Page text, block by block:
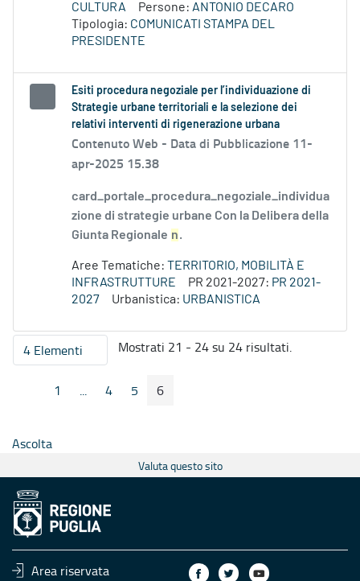
CULTURA
Persone: ANTONIO DECARO
Tipologia: COMUNICATI STAMPA DEL
PRESIDENTE
Esiti procedura negoziale per l’individuazione di
Strategie urbane territoriali e la selezione dei
relativi interventi di rigenerazione urbana
Contenuto Web - Data di Pubblicazione 11-
apr-2025 15.38
card_portale_procedura_negoziale_individua
zione di strategie urbane Con la Delibera della
Giunta Regionale n.
Aree Tematiche: TERRITORIO, MOBILITÀ E
INFRASTRUTTURE
PR 2021-2027: PR 2021-
2027
Urbanistica: URBANISTICA
4 ElementiPer pagina
Mostrati 21 - 24 su 24 risultati.
Pagina Precedente
Pagina
1 ...
Pagine intermedie
Pagina
4 Pagina
5 Pagina
6
Ascolta
Valuta questo sito
Area riservata